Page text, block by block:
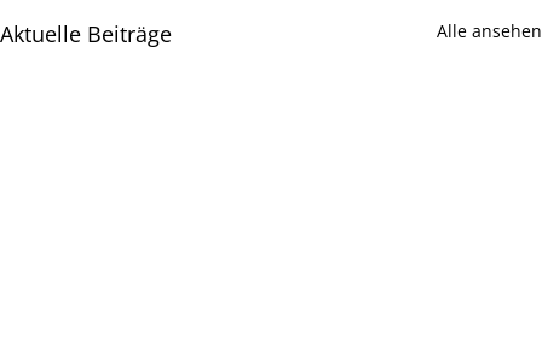
Aktuelle Beiträge Alle ansehen